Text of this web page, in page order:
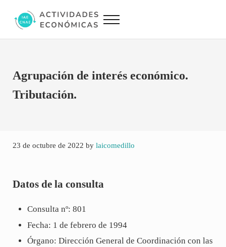
Actividades Económicas IAE CNAE
Menu
Agrupación de interés económico.
Tributación.
23 de octubre de 2022 by laicomedillo
Datos de la consulta
Consulta nº: 801
Fecha: 1 de febrero de 1994
Órgano: Dirección General de Coordinación con las